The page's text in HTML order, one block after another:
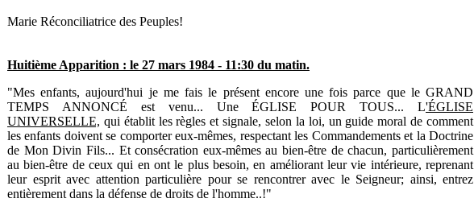
Marie Réconciliatrice des Peuples!
Huitième Apparition : le 27 mars 1984 - 11:30 du matin.
"Mes enfants, aujourd'hui je me fais le présent encore une fois parce que le GRAND
TEMPS ANNONCÉ est venu... Une ÉGLISE POUR TOUS... L'ÉGLISE
UNIVERSELLE, qui établit les règles et signale, selon la loi, un guide moral de comment
les enfants doivent se comporter eux-mêmes, respectant les Commandements et la Doctrine
de Mon Divin Fils... Et consécration eux-mêmes au bien-être de chacun, particulièrement
au bien-être de ceux qui en ont le plus besoin, en améliorant leur vie intérieure, reprenant
leur esprit avec attention particulière pour se rencontrer avec le Seigneur; ainsi, entrez
entièrement dans la défense de droits de l'homme..!"